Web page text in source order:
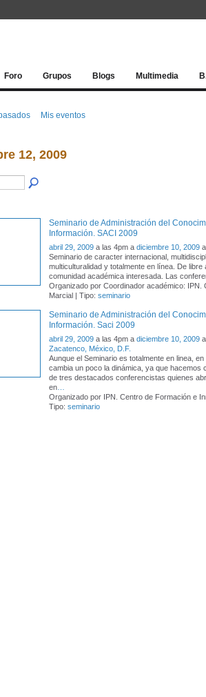
Foro Grupos Blogs Multimedia
Mis eventos
12, 2009
Seminario de Administración del
Información. SACI 2009
abril 29, 2009 a las 4pm a diciembre 10, 2009
Seminario de caracter internacional,
multiculturalidad y totalmente en línea. De
comunidad académica interesada. Las
Organizado por Coordinador académico: IPN.
Marcial | Tipo: seminario
Seminario de Administración del
Información. Saci 2009
abril 29, 2009 a las 4pm a diciembre 10, 2009
Zacatenco, México, D.F.
Aunque el Seminario es totalmente en linea,
cambia un poco la dinámica, ya que hacemos
de tres destacados conferencistas quienes
en
Organizado por IPN. Centro de Formación e
Tipo: seminario